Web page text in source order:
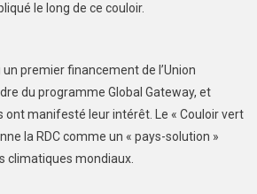
le long de ce couloir.
un premier financement de l’Union
du programme Global Gateway, et
ont manifesté leur intérêt. Le « Couloir vert
la RDC comme un « pays-solution »
climatiques mondiaux.